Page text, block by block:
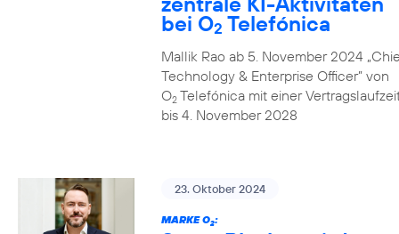
bei O2 Telefónica
Mallik Rao ab 5. November 2024
Technology & Enterprise Officer” von
O2Telefónica mit einer
bis 4. November 2028
23. Oktober 2024
MARKE O2: